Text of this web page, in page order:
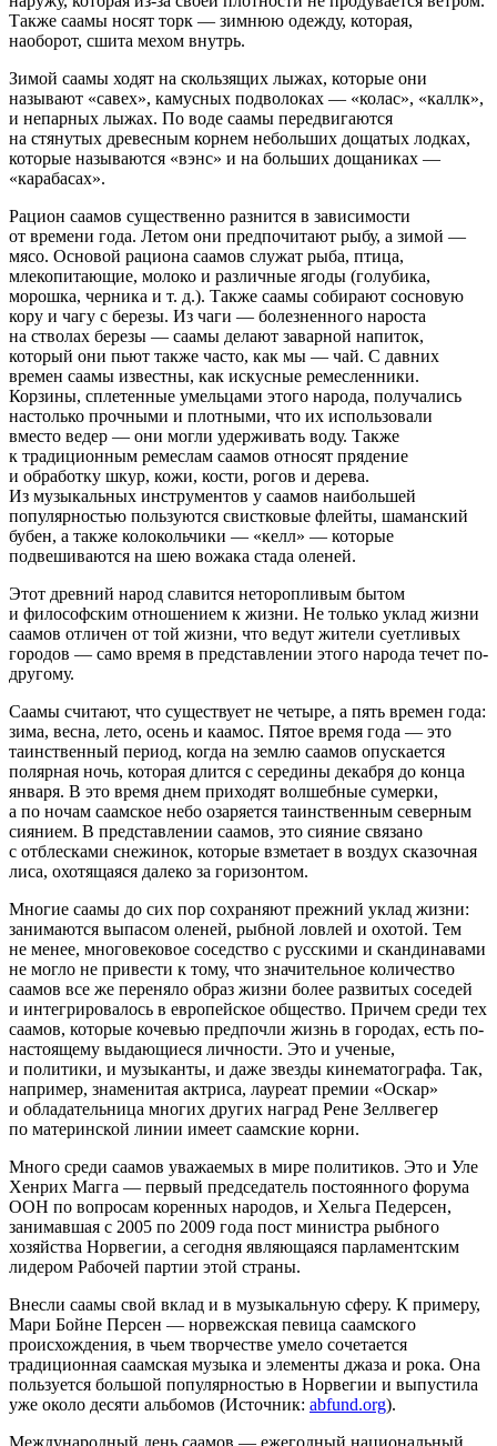
Также саамы носят торк — зимнюю одежду, которая,
наоборот, сшита мехом внутрь.
Зимой саамы ходят на скользящих лыжах, которые они
называют «савех», камусных подволоках — «колас», «каллк»,
и непарных лыжах. По воде саамы передвигаются
на стянутых древесным корнем небольших дощатых лодках,
которые называются «вэнс» и на больших дощаниках —
«карабасах».
Рацион саамов существенно разнится в зависимости
от времени года. Летом они предпочитают рыбу, а зимой —
мясо. Основой рациона саамов служат рыба, птица,
млекопитающие, молоко и различные ягоды (голубика,
морошка, черника и т. д.). Также саамы собирают сосновую
кору и чагу с березы. Из чаги — болезненного нароста
на стволах березы — саамы делают заварной напиток,
который они пьют также часто, как мы — чай. С давних
времен саамы известны, как искусные ремесленники.
Корзины, сплетенные умельцами этого народа, получались
настолько прочными и плотными, что их использовали
вместо ведер — они могли удерживать воду. Также
к традиционным ремеслам саамов относят прядение
и обработку шкур, кожи, кости, рогов и дерева.
Из музыкальных инструментов у саамов наибольшей
популярностью пользуются свистковые флейты, шаманский
бубен, а также колокольчики — «келл» — которые
подвешиваются на шею вожака стада оленей.
Этот древний народ славится неторопливым бытом
и философским отношением к жизни. Не только уклад жизни
саамов отличен от той жизни, что ведут жители суетливых
городов — само время в представлении этого народа течет по-
другому.
Саамы считают, что существует не четыре, а пять времен года:
зима, весна, лето, осень и каамос. Пятое время года — это
таинственный период, когда на землю саамов опускается
полярная ночь, которая длится с середины декабря до конца
января. В это время днем приходят волшебные сумерки,
а по ночам саамское небо озаряется таинственным северным
сиянием. В представлении саамов, это сияние связано
с отблесками снежинок, которые взметает в воздух сказочная
лиса, охотящаяся далеко за горизонтом.
Многие саамы до сих пор сохраняют прежний уклад жизни:
занимаются выпасом оленей, рыбной ловлей и охотой. Тем
не менее, многовековое соседство с русскими и скандинавами
не могло не привести к тому, что значительное количество
саамов все же переняло образ жизни более развитых соседей
и интегрировалось в европейское общество. Причем среди тех
саамов, которые кочевью предпочли жизнь в городах, есть по-
настоящему выдающиеся личности. Это и ученые,
и политики, и музыканты, и даже звезды кинематографа. Так,
например, знаменитая актриса, лауреат премии «Оскар»
и обладательница многих других наград Рене Зеллвегер
по материнской линии имеет саамские корни.
Много среди саамов уважаемых в мире политиков. Это и Уле
Хенрих Магга — первый председатель постоянного форума
ООН по вопросам коренных народов, и Хельга Педерсен,
занимавшая с 2005 по 2009 года пост министра рыбного
хозяйства Норвегии, а сегодня являющаяся парламентским
лидером Рабочей партии этой страны.
Внесли саамы свой вклад и в музыкальную сферу. К примеру,
Мари Бойне Персен — норвежская певица саамского
происхождения, в чьем творчестве умело сочетается
традиционная саамская музыка и элементы джаза и рока. Она
пользуется большой популярностью в Норвегии и выпустила
уже около десяти альбомов (Источник: abfund.org).
Международный день саамов — ежегодный национальный